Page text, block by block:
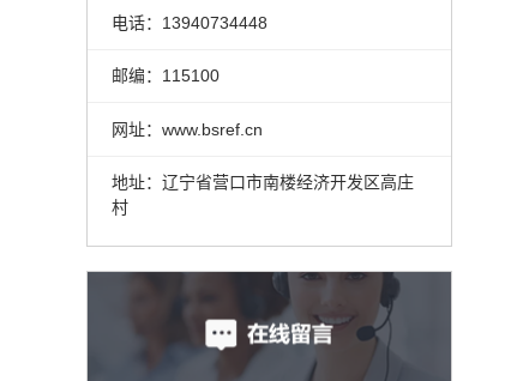
电话：13940734448
邮编：115100
网址：www.bsref.cn
地址：辽宁省营口市南楼经济开发区高庄
村